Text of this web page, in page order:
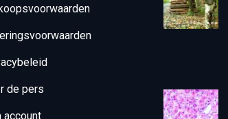
de pers
account